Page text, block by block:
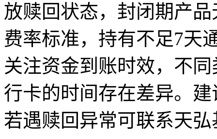
放赎回状态，封闭期产
费率标准，持有不足7天
关注资金到账时效，不
行卡的时间存在差异。
若遇赎回异常可联系天